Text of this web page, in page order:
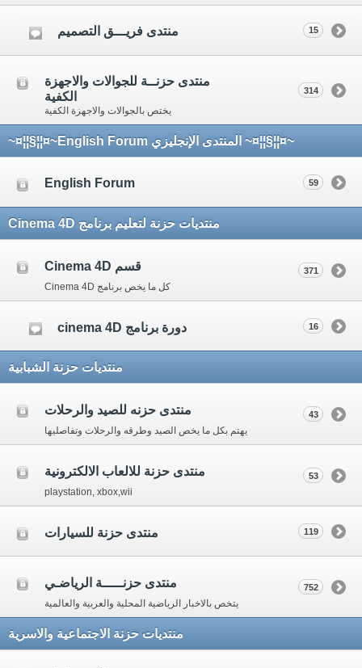
منتدى فريـــق التصميم 15
منتدى حزنــة للجوالات والاجهزة
الكفية
يختص بالجوالات والاجهزة الكفية
314
~¤¦¦§¦¦¤~ المنتدى الإنجليزي English Forum~¤¦¦§¦¦¤~
English Forum 59
منتديات حزنة لتعليم برنامج Cinema 4D
قسم Cinema 4D
كل ما يخص برنامج Cinema 4D
371
دورة برنامج cinema 4D 16
منتديات حزنة الشبابية
منتدى حزنه للصيد والرحلات
يهتم بكل ما يخص الصيد وطرقه والرحلات وتفاصليها
43
منتدى حزنة للالعاب الالكترونية
playstation, xbox,wii
53
منتدى حزنة للسيارات 119
منتدى حزنـــــة الرياضـي
يتخص بالاخبار الرياضية المحلية والعربية والعالمية
752
منتديات حزنة الاجتماعية والاسرية